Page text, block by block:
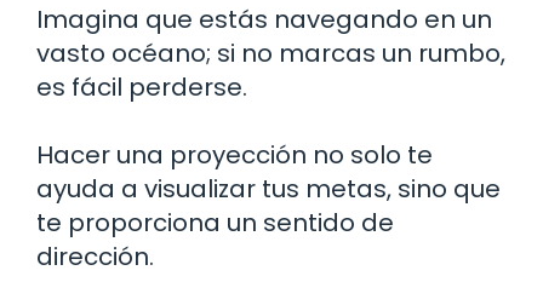
Imagina que estás navegando en un
vasto océano; si no marcas un rumbo,
es fácil perderse.
Hacer una proyección no solo te
ayuda a visualizar tus metas, sino que
te proporciona un sentido de
dirección.